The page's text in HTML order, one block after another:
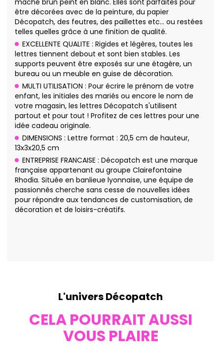
maché brun peint en blanc. Elles sont parfaites pour
être décorées avec de la peinture, du papier
Décopatch, des feutres, des paillettes etc… ou restées
telles quelles grâce à une finition de qualité.
EXCELLENTE QUALITE : Rigides et légères, toutes les
lettres tiennent debout et sont bien stables. Les
supports peuvent être exposés sur une étagère, un
bureau ou un meuble en guise de décoration.
MULTI UTILISATION : Pour écrire le prénom de votre
enfant, les initiales des mariés ou encore le nom de
votre magasin, les lettres Décopatch s'utilisent
partout et pour tout ! Profitez de ces lettres pour une
idée cadeau originale.
DIMENSIONS : Lettre format : 20,5 cm de hauteur,
13x3x20,5 cm
ENTREPRISE FRANCAISE : Décopatch est une marque
française appartenant au groupe Clairefontaine
Rhodia. Située en banlieue lyonnaise, une équipe de
passionnés cherche sans cesse de nouvelles idées
pour répondre aux tendances de customisation, de
décoration et de loisirs-créatifs.
L'univers Décopatch
CELA POURRAIT AUSSI
VOUS PLAIRE